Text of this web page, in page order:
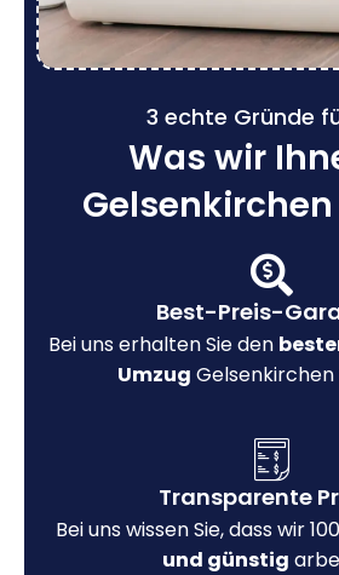
3 echte Gründe
Was wir
Best-Preis-
Bei uns erhalten Sie den
Umzug Gelsenkirchen
Transparente
Bei uns wissen Sie, dass wir
und günstig